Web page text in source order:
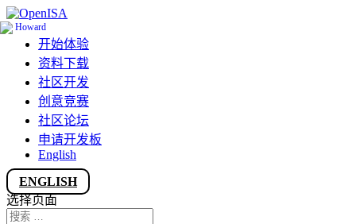
开始体验
资料下载
社区开发
创意竞赛
社区论坛
申请开发板
English
ENGLISH
选择页面